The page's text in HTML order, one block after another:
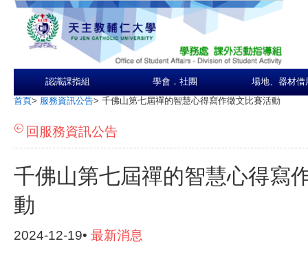
認識課指組 學會．社團 場地、器材借
首頁> 服務資訊公告> 千佛山第七屆禪的智慧心得寫作徵文比賽活動
回服務資訊公告
千佛山第七屆禪的智慧心得寫
動
2024-12-19• 最新消息